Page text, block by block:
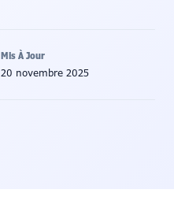
Mis À Jour
20 novembre 2025